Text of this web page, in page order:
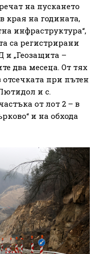
на пускането
края на годината,
инфраструктура“,
са регистрирани
и „Геозащита –
два месеца. От тях
отсечката при пътен
и с.
от лот 2 – в
и на обхода